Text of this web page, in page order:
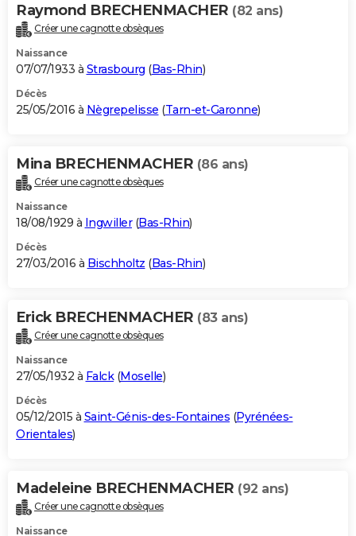
Raymond BRECHENMACHER (82 ans)
Créer une cagnotte obsèques
Naissance
07/07/1933 à Strasbourg (Bas-Rhin)
Décès
25/05/2016 à Nègrepelisse (Tarn-et-Garonne)
Mina BRECHENMACHER (86 ans)
Créer une cagnotte obsèques
Naissance
18/08/1929 à Ingwiller(Bas-Rhin)
Décès
27/03/2016 à Bischholtz (Bas-Rhin)
Erick BRECHENMACHER (83 ans)
Créer une cagnotte obsèques
Naissance
27/05/1932 à Falck(Moselle)
Décès
05/12/2015 à Saint-Génis-des-Fontaines (Pyrénées-
Orientales)
Madeleine BRECHENMACHER (92 ans)
Créer une cagnotte obsèques
Naissance